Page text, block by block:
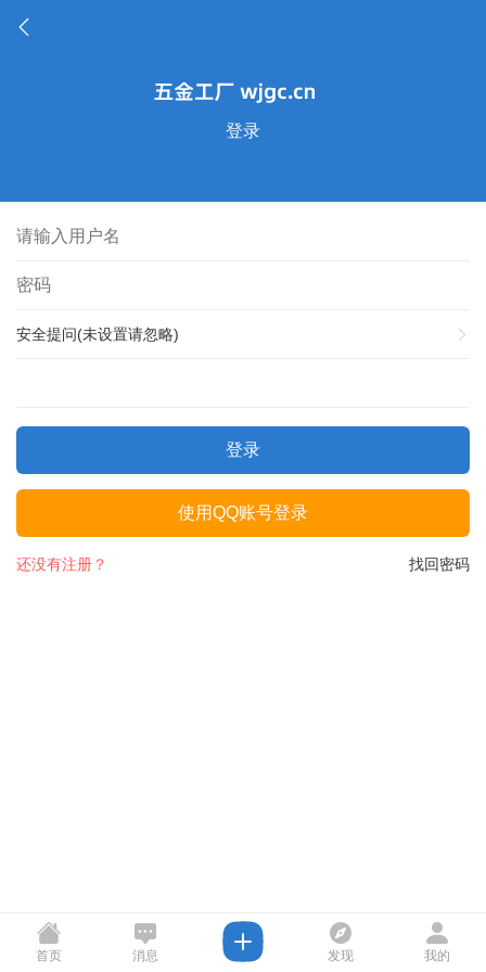
登录
安全提问(未设置请忽略)
登录
使用QQ账号登录
找回密码
还没有注册？
首页 消息 发现 我的